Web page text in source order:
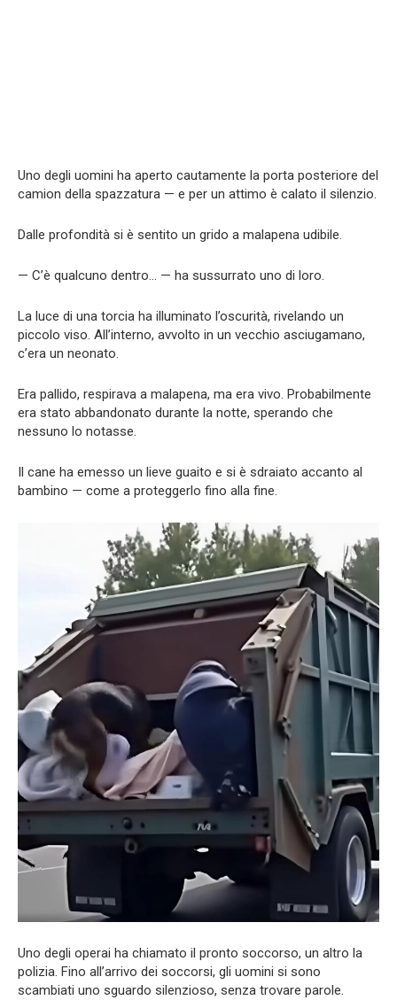
Uno degli uomini ha aperto cautamente la porta posteriore del
camion della spazzatura — e per un attimo è calato il silenzio.
Dalle profondità si è sentito un grido a malapena udibile.
— C’è qualcuno dentro… — ha sussurrato uno di loro.
La luce di una torcia ha illuminato l’oscurità, rivelando un
piccolo viso. All’interno, avvolto in un vecchio asciugamano,
c’era un neonato.
Era pallido, respirava a malapena, ma era vivo. Probabilmente
era stato abbandonato durante la notte, sperando che
nessuno lo notasse.
Il cane ha emesso un lieve guaito e si è sdraiato accanto al
bambino — come a proteggerlo fino alla fine.
Uno degli operai ha chiamato il pronto soccorso, un altro la
polizia. Fino all’arrivo dei soccorsi, gli uomini si sono
scambiati uno sguardo silenzioso, senza trovare parole.